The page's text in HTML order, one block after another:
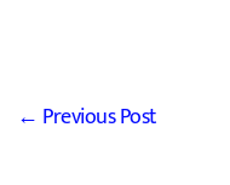
← Previous Post